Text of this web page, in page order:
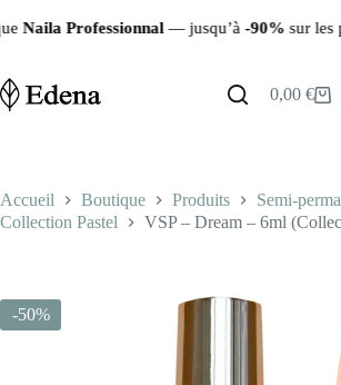
au
— jusqu’à-90%sur les produits restants ✨
Panier
0,00€
Accueil Boutique Produits
Semi-
Collection Pastel
VSP – Dream – 6ml
-50%